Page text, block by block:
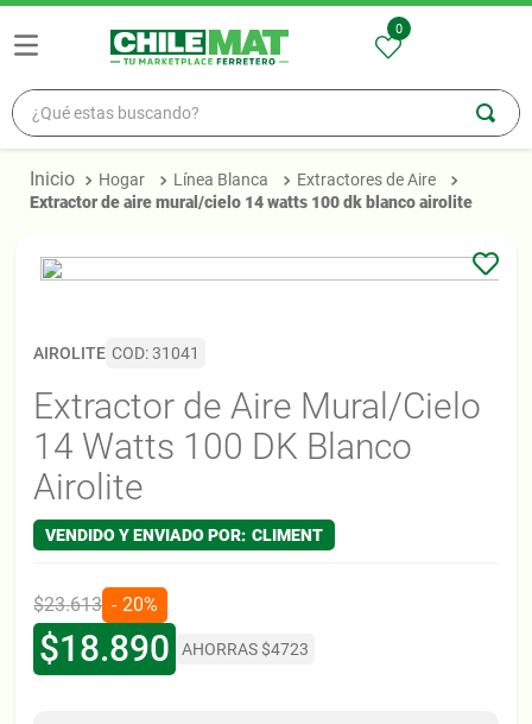
0
¿Qué estas buscando?
Hogar Línea Blanca
Extractores de Aire
extractor de aire mural/cielo 14 watts 100 dk blanco airolite
AIROLITE COD:31041
Extractor de Aire Mural/Cielo
14 Watts 100 DK Blanco
Airolite
CLIMENT
$23.613 20%
$18.890 AHORRAS $4723
1. madera
3. osb